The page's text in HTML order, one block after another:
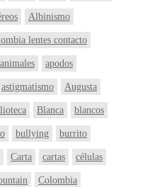
Albinismo
lentes contacto
animales apodos
astigmatismo Augusta
Blanca blancos
bullying burrito
Carta cartas células
Colombia